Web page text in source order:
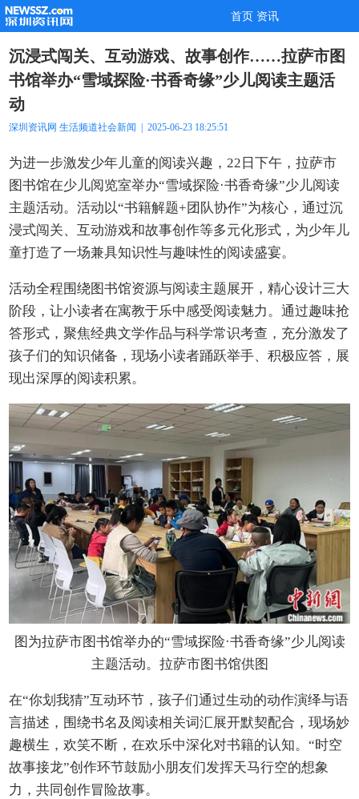
首页 资讯
沉浸式闯关、互动游戏、故事创作……拉萨市图
书馆举办“雪域探险·书香奇缘”少儿阅读主题活
动
深圳资讯网 生活频道社会新闻 | 2025-06-23 18:25:51
为进一步激发少年儿童的阅读兴趣，22日下午，拉萨市
图书馆在少儿阅览室举办“雪域探险·书香奇缘”少儿阅读
主题活动。活动以“书籍解题+团队协作”为核心，通过沉
浸式闯关、互动游戏和故事创作等多元化形式，为少年儿
童打造了一场兼具知识性与趣味性的阅读盛宴。
活动全程围绕图书馆资源与阅读主题展开，精心设计三大
阶段，让小读者在寓教于乐中感受阅读魅力。通过趣味抢
答形式，聚焦经典文学作品与科学常识考查，充分激发了
孩子们的知识储备，现场小读者踊跃举手、积极应答，展
现出深厚的阅读积累。
图为拉萨市图书馆举办的“雪域探险·书香奇缘”少儿阅读
主题活动。拉萨市图书馆供图
在“你划我猜”互动环节，孩子们通过生动的动作演绎与语
言描述，围绕书名及阅读相关词汇展开默契配合，现场妙
趣横生，欢笑不断，在欢乐中深化对书籍的认知。“时空
故事接龙”创作环节鼓励小朋友们发挥天马行空的想象
力，共同创作冒险故事。